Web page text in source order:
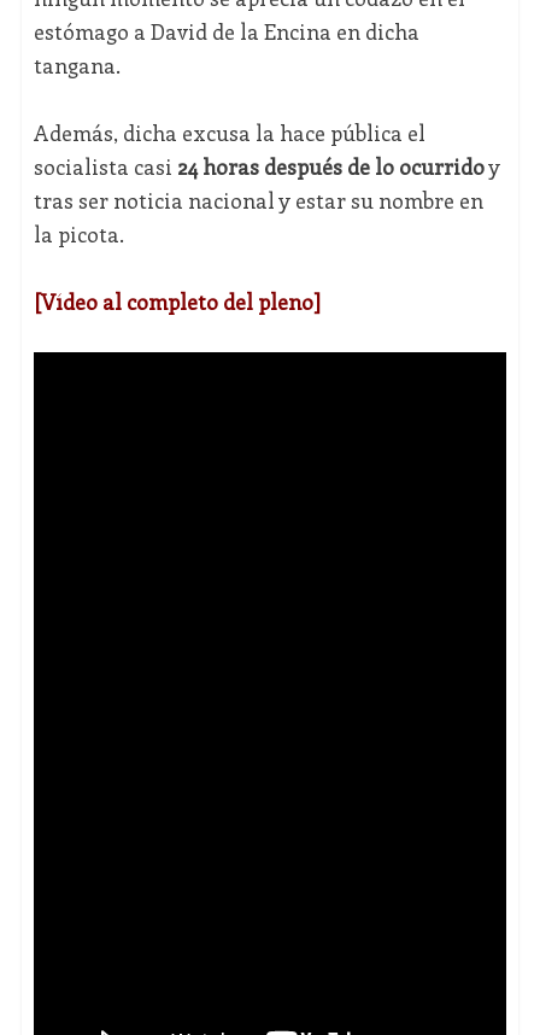
estómago a David de la Encina en dicha
tangana.
Además, dicha excusa la hace pública el
socialista casi 24 horas después de lo ocurridoy
tras ser noticia nacional y estar su nombre en
la picota.
[Vídeo al completo del pleno]